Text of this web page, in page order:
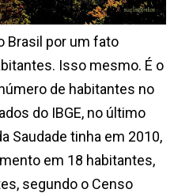
Brasil por um fato
Isso mesmo. É o
de habitantes no
do IBGE, no último
Saudade tinha em 2010,
em 18 habitantes,
segundo o Censo